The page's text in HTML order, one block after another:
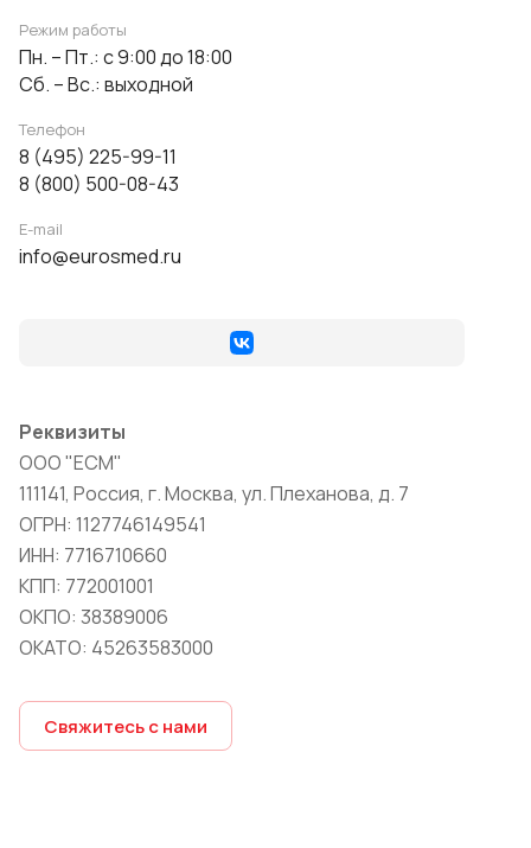
Режим работы
Пн. – Пт.: с 9:00 до 18:00
Сб. – Вс.: выходной
Телефон
8 (495) 225-99-11
8 (800) 500-08-43
E-mail
info@eurosmed.ru
Реквизиты
ООО "ЕСМ"
111141, Россия, г. Москва, ул. Плеханова, д. 7
ОГРН: 1127746149541
ИНН: 7716710660
КПП: 772001001
ОКПО: 38389006
ОКАТО: 45263583000
Свяжитесь с нами